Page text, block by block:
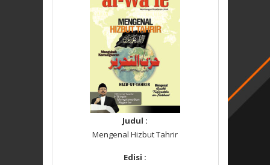
Judul :
Mengenal Hizbut Tahrir
Edisi :